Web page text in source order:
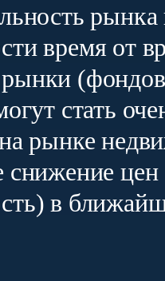
время от
стать
рынке
снижение
в